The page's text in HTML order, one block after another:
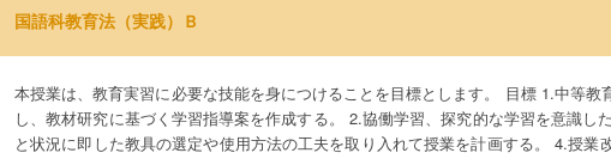
国語科教育法（実践）Ｂ
本授業は、教育実習に必要な技能を身につけることを目標とします。 目標 1.中等
し、教材研究に基づく学習指導案を作成する。 2.協働学習、探究的な学習を意識し
と状況に即した教具の選定や使用方法の工夫を取り入れて授業を計画する。 4.授業